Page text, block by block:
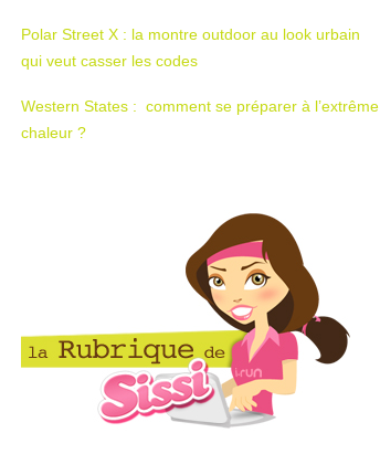
Polar Street X : la montre outdoor au look urbain
qui veut casser les codes
Western States : comment se préparer à l’extrême
chaleur ?